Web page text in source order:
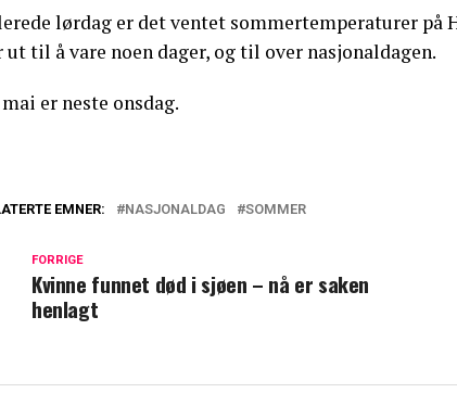
lørdag er det ventet sommertemperaturer på
ut til å vare noen dager, og til over nasjonaldagen.
mai er neste onsdag.
EMNER: NASJONALDAG SOMMER
FORRIGE
Kvinne funnet død i sjøen – nå er saken
henlagt